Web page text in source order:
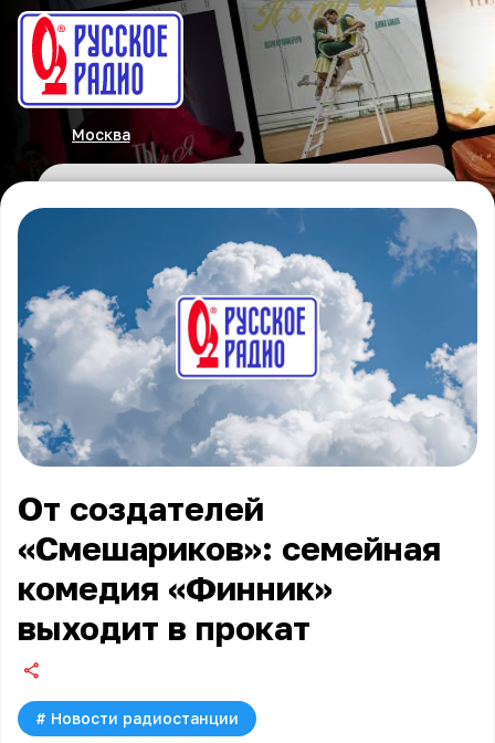
Москва
От создателей
«Смешариков»: семейная
комедия «Финник»
выходит в прокат
# Новости радиостанции